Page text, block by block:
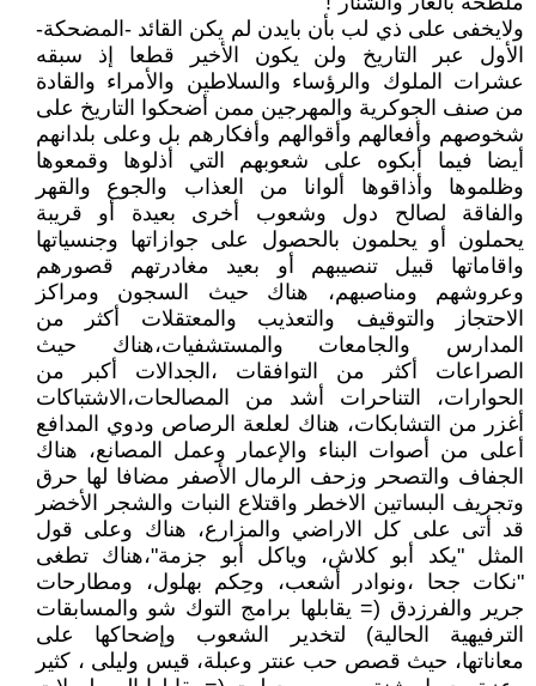
ولايخفى على ذي لب بأن بايدن لم يكن القائد -المضحكة-
الأول عبر التاريخ ولن يكون الأخير قطعا إذ سبقه
عشرات الملوك والرؤساء والسلاطين والأمراء والقادة
من صنف الجوكرية والمهرجين ممن أضحكوا التاريخ على
شخوصهم وأفعالهم وأقوالهم وأفكارهم بل وعلى بلدانهم
أيضا فيما أبكوه على شعوبهم التي أذلوها وقمعوها
وظلموها وأذاقوها ألوانا من العذاب والجوع والقهر
والفاقة لصالح دول وشعوب أخرى بعيدة أو قريبة
يحملون أو يحلمون بالحصول على جوازاتها وجنسياتها
واقاماتها قبيل تنصيبهم أو بعيد مغادرتهم قصورهم
وعروشهم ومناصبهم، هناك حيث السجون ومراكز
الاحتجاز والتوقيف والتعذيب والمعتقلات أكثر من
المدارس والجامعات والمستشفيات،هناك حيث
الصراعات أكثر من التوافقات ،الجدالات أكبر من
الحوارات، التناحرات أشد من المصالحات،الاشتباكات
أغزر من التشابكات، هناك لعلعة الرصاص ودوي المدافع
أعلى من أصوات البناء والإعمار وعمل المصانع، هناك
الجفاف والتصحر وزحف الرمال الأصفر مضافا لها حرق
وتجريف البساتين الاخطر واقتلاع النبات والشجر الأخضر
قد أتى على كل الاراضي والمزارع، هناك وعلى قول
المثل "يكد أبو كلاش، وياكل أبو جزمة"،هناك تطغى
"نكات جحا ،ونوادر أشعب، وحِكم بهلول، ومطارحات
جرير والفرزدق (= يقابلها برامج التوك شو والمسابقات
الترفيهية الحالية) لتخدير الشعوب وإضحاكها على
معاناتها، حيث قصص حب عنتر وعبلة، قيس وليلى ، كثير